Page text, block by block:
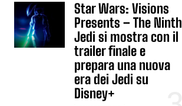
Star Wars: Visions
Presents – The Ninth
Jedi si mostra con il
trailer finale e
prepara una nuova
era dei Jedi su
Disney+